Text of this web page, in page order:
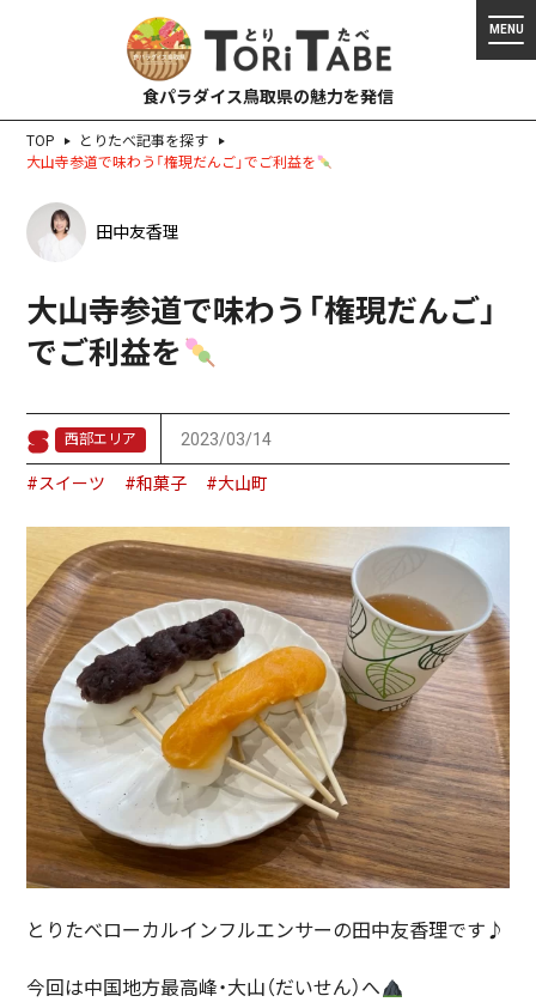
食パラダイス鳥取県の魅力を発信
TOP
とりたべ記事を探す
大山寺参道で味わう「権現だんご」でご利益を
田中友香理
大山寺参道で味わう「権現だんご」
でご利益を
西部エリア 2023/03/14
#スイーツ #和菓子 #大山町
とりたべローカルインフルエンサーの田中友香理です♪
今回は中国地方最高峰・大山（だいせん）へ